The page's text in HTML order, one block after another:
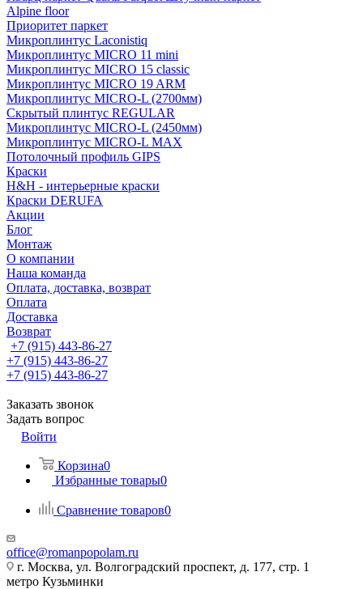
Alpine floor
Приоритет паркет
Микроплинтус Laconistiq
Микроплинтус MICRO 11 mini
Микроплинтус MICRO 15 classic
Микроплинтус MICRO 19 ARM
Микроплинтус MICRO-L (2700мм)
Скрытый плинтус REGULAR
Микроплинтус MICRO-L (2450мм)
Микроплинтус MICRO-L MAX
Потолочный профиль GIPS
Краски
H&H - интерьерные краски
Краски DERUFA
Акции
Блог
Монтаж
О компании
Наша команда
Оплата, доставка, возврат
Оплата
Доставка
Возврат
+7 (915) 443-86-27
+7 (915) 443-86-27
+7 (915) 443-86-27
Заказать звонок
Задать вопрос
Войти
Корзина0
Избранные товары0
Сравнение товаров0
office@romanpopolam.ru
г. Москва, ул. Волгоградский проспект, д. 177, стр. 1
метро Кузьминки